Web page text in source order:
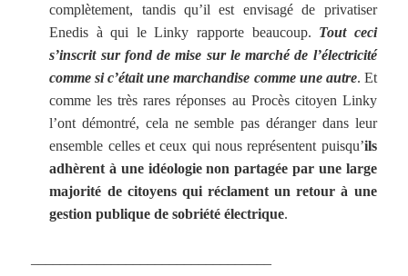
complètement, tandis qu’il est envisagé de privatiser
Enedis à qui le Linky rapporte beaucoup. Tout ceci
s’inscrit sur fond de mise sur le marché de l’électricité
comme si c’était une marchandise comme une autre. Et
comme les très rares réponses au Procès citoyen Linky
l’ont démontré, cela ne semble pas déranger dans leur
ensemble celles et ceux qui nous représentent puisqu’ils
adhèrent à une idéologie non partagée par une large
majorité de citoyens qui réclament un retour à une
gestion publique de sobriété électrique.